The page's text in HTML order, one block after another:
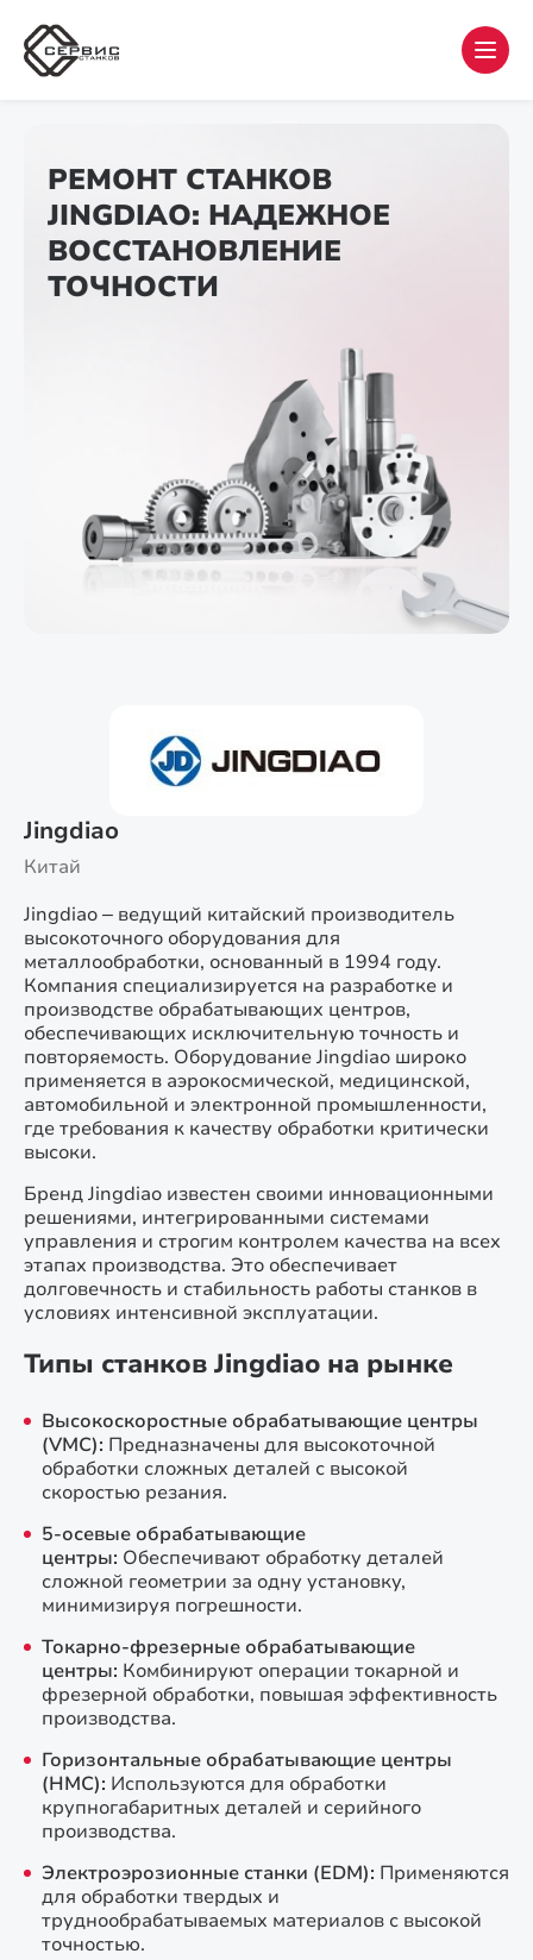
РЕМОНТ СТАНКОВ
JINGDIAO: НАДЕЖНОЕ
ВОССТАНОВЛЕНИЕ
ТОЧНОСТИ
Jingdiao
Китай
Jingdiao – ведущий китайский производитель
высокоточного оборудования для
металлообработки, основанный в 1994 году.
Компания специализируется на разработке и
производстве обрабатывающих центров,
обеспечивающих исключительную точность и
повторяемость. Оборудование Jingdiao широко
применяется в аэрокосмической, медицинской,
автомобильной и электронной промышленности,
где требования к качеству обработки критически
высоки.
Бренд Jingdiao известен своими инновационными
решениями, интегрированными системами
управления и строгим контролем качества на всех
этапах производства. Это обеспечивает
долговечность и стабильность работы станков в
условиях интенсивной эксплуатации.
Типы станков Jingdiao на рынке
Высокоскоростные обрабатывающие центры
(VMC): Предназначены для высокоточной
обработки сложных деталей с высокой
скоростью резания.
5-осевые обрабатывающие
центры: Обеспечивают обработку деталей
сложной геометрии за одну установку,
минимизируя погрешности.
Токарно-фрезерные обрабатывающие
центры: Комбинируют операции токарной и
фрезерной обработки, повышая эффективность
производства.
Горизонтальные обрабатывающие центры
(HMC): Используются для обработки
крупногабаритных деталей и серийного
производства.
Электроэрозионные станки (EDM): Применяются
для обработки твердых и
труднообрабатываемых материалов с высокой
точностью.